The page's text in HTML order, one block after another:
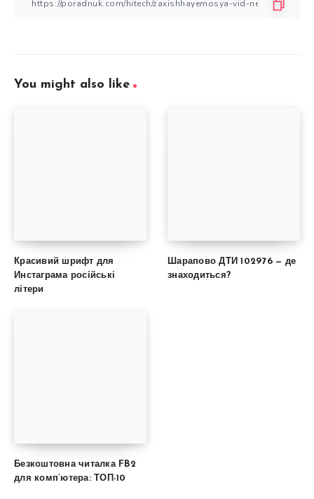
You might also like
Красивий шрифт для
Инстаграма російські
літери
Шарапово ДТИ 102976 — де
знаходиться?
Безкоштовна читалка FB2
для комп’ютера: ТОП-10